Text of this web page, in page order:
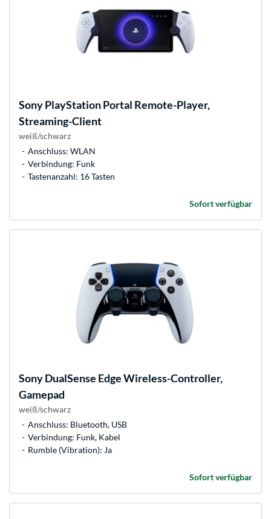
SonyPlayStation Portal Remote-Player,
Streaming-Client
weiß/schwarz
Anschluss: WLAN
Verbindung: Funk
Tastenanzahl: 16 Tasten
Sofort verfügbar
SonyDualSense Edge Wireless-Controller,
Gamepad
weiß/schwarz
Anschluss: Bluetooth, USB
Verbindung: Funk, Kabel
Rumble (Vibration): Ja
Sofort verfügbar